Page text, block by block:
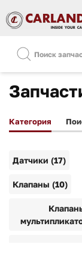
Категория
Датчики (17)
Клапаны (10)